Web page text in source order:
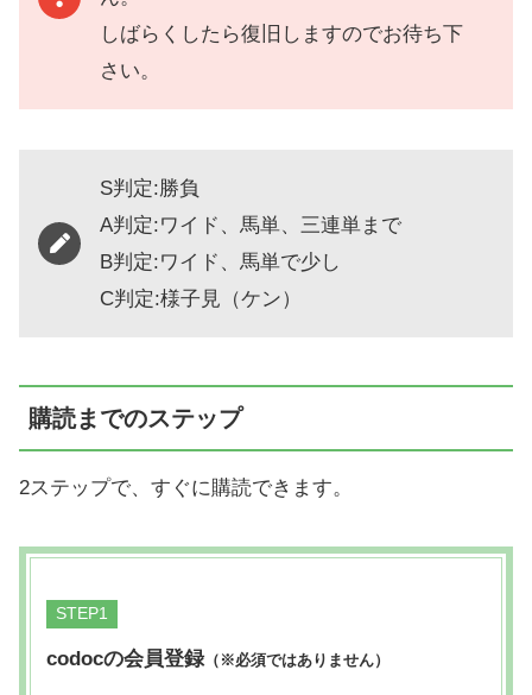
しばらくしたら復旧しますのでお待ち下
さい。
S判定:勝負
A判定:ワイド、馬単、三連単まで
B判定:ワイド、馬単で少し
C判定:様子見（ケン）
購読までのステップ
2ステップで、すぐに購読できます。
STEP
codocの会員登録（※必須ではありません）